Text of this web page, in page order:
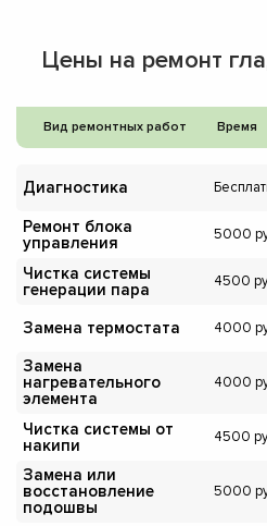
Цены на ремонт
Вид ремонтных работ Время
Диагностика
Ремонт блока
управления
5000
Чистка системы
генерации пара
4500
Замена термостата 4000
Замена
нагревательного
элемента
4000
Чистка системы от
накипи
4500
Замена или
восстановление
подошвы
5000